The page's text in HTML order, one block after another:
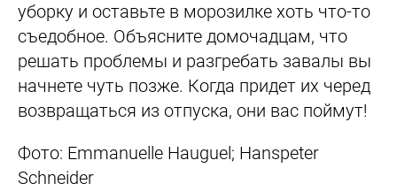
уборку и оставьте в морозилке хоть что-то
съедобное. Объясните домочадцам, что
решать проблемы и разгребать завалы вы
начнете чуть позже. Когда придет их черед
возвращаться из отпуска, они вас поймут!
Фото: Emmanuelle Hauguel; Hanspeter
Schneider